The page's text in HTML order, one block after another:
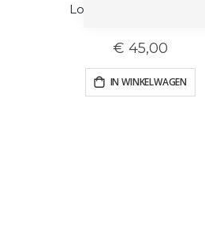
Loewe | Kaars deksel | S
€ 45,00
IN WINKELWAGEN